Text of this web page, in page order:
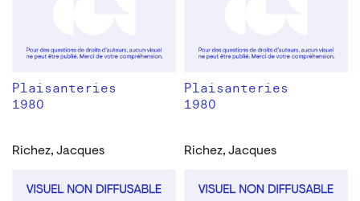
Plaisanteries
1980
Plaisanteries
1980
Richez, Jacques Richez, Jacques